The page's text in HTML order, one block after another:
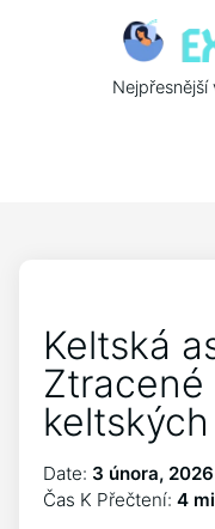
Keltská
Date: 3 února, 2026
Čas K Přečtení: 4